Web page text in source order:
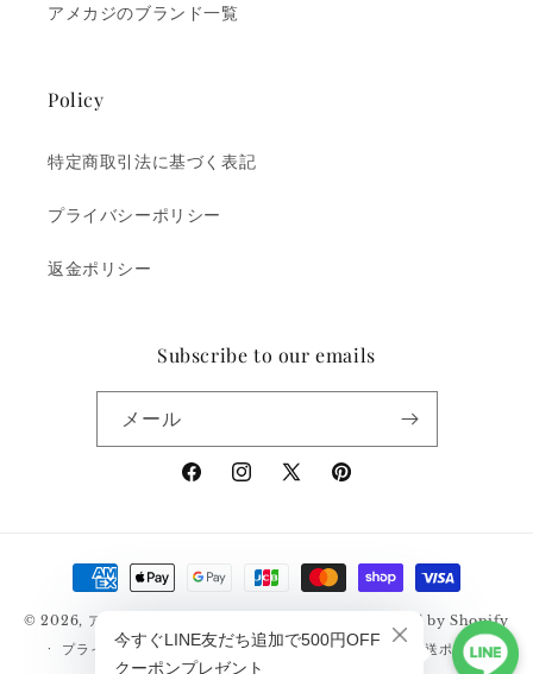
アメカジのブランド一覧
Policy
特定商取引法に基づく表記
プライバシーポリシー
返金ポリシー
Subscribe to our emails
メール
FacebookInstagram
X
Pinterest
決
済
方
法
© 2026, アメカジ通販サイト｜RUDGE（ラッジ）
Powered by Shopify
プライバシーポリシー
返金ポリシー 利用規約 配送ポリシー